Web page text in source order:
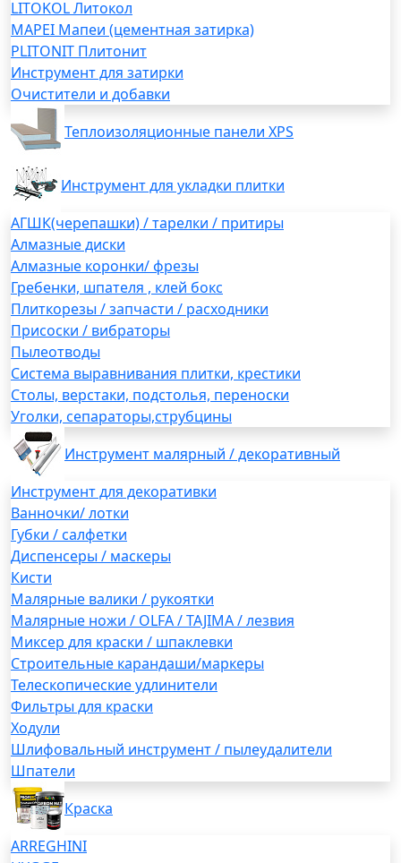
LITOKOL Литокол
MAPEI Мапеи (цементная затирка)
PLITONIT Плитонит
Инструмент для затирки
Очистители и добавки
Теплоизоляционные панели XPS
Инструмент для укладки плитки
АГШК(черепашки) / тарелки / притиры
Алмазные диски
Алмазные коронки/ фрезы
Гребенки, шпателя , клей бокс
Плиткорезы / запчасти / расходники
Присоски / вибраторы
Пылеотводы
Система выравнивания плитки, крестики
Столы, верстаки, подстолья, переноски
Уголки, сепараторы,струбцины
Инструмент малярный / декоративный
Инструмент для декоративки
Ванночки/ лотки
Губки / салфетки
Диспенсеры / маскеры
Кисти
Малярные валики / рукоятки
Малярные ножи / OLFA / TAJIMA / лезвия
Миксер для краски / шпаклевки
Строительные карандаши/маркеры
Телескопические удлинители
Фильтры для краски
Ходули
Шлифовальный инструмент / пылеудалители
Шпатели
Краска
ARREGHINI